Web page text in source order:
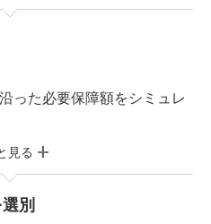
へのご記入をお願いいたし
財産やご家族構成などをお
約内容が確認できる資料
った必要保障額をシミュレ
をご確認いただき、お客さ
いたします。
見る
別